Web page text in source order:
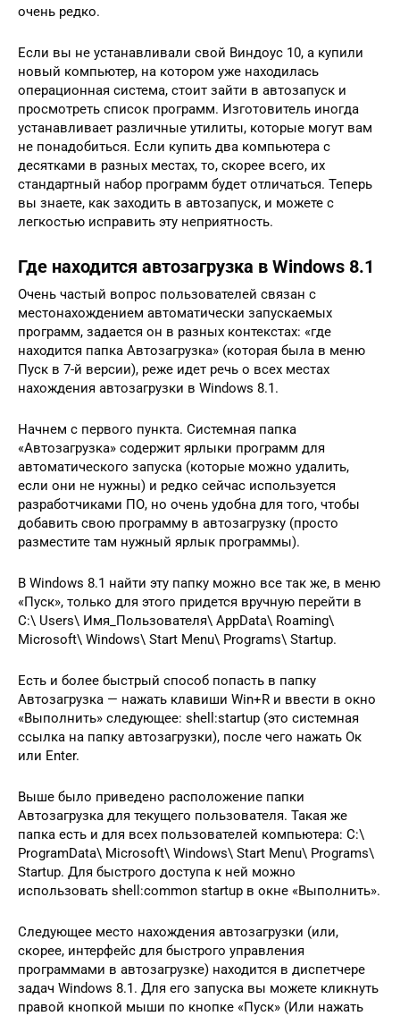
очень редко.
Если вы не устанавливали свой Виндоус 10, а купили
новый компьютер, на котором уже находилась
операционная система, стоит зайти в автозапуск и
просмотреть список программ. Изготовитель иногда
устанавливает различные утилиты, которые могут вам
не понадобиться. Если купить два компьютера с
десятками в разных местах, то, скорее всего, их
стандартный набор программ будет отличаться. Теперь
вы знаете, как заходить в автозапуск, и можете с
легкостью исправить эту неприятность.
Где находится автозагрузка в Windows 8.1
Очень частый вопрос пользователей связан с
местонахождением автоматически запускаемых
программ, задается он в разных контекстах: «где
находится папка Автозагрузка» (которая была в меню
Пуск в 7-й версии), реже идет речь о всех местах
нахождения автозагрузки в Windows 8.1.
Начнем с первого пункта. Системная папка
«Автозагрузка» содержит ярлыки программ для
автоматического запуска (которые можно удалить,
если они не нужны) и редко сейчас используется
разработчиками ПО, но очень удобна для того, чтобы
добавить свою программу в автозагрузку (просто
разместите там нужный ярлык программы).
В Windows 8.1 найти эту папку можно все так же, в меню
«Пуск», только для этого придется вручную перейти в
C:\ Users\ Имя_Пользователя\ AppData\ Roaming\
Microsoft\ Windows\ Start Menu\ Programs\ Startup.
Есть и более быстрый способ попасть в папку
Автозагрузка — нажать клавиши Win+R и ввести в окно
«Выполнить» следующее: shell:startup (это системная
ссылка на папку автозагрузки), после чего нажать Ок
или Enter.
Выше было приведено расположение папки
Автозагрузка для текущего пользователя. Такая же
папка есть и для всех пользователей компьютера: C:\
ProgramData\ Microsoft\ Windows\ Start Menu\ Programs\
Startup. Для быстрого доступа к ней можно
использовать shell:common startup в окне «Выполнить».
Следующее место нахождения автозагрузки (или,
скорее, интерфейс для быстрого управления
программами в автозагрузке) находится в диспетчере
задач Windows 8.1. Для его запуска вы можете кликнуть
правой кнопкой мыши по кнопке «Пуск» (Или нажать